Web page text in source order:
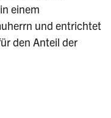
einem
und entrichtet
den Anteil der